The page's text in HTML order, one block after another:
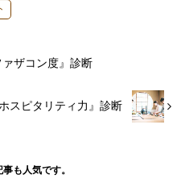
ザコン度』診断
スピタリティ力』診断
も人気です。